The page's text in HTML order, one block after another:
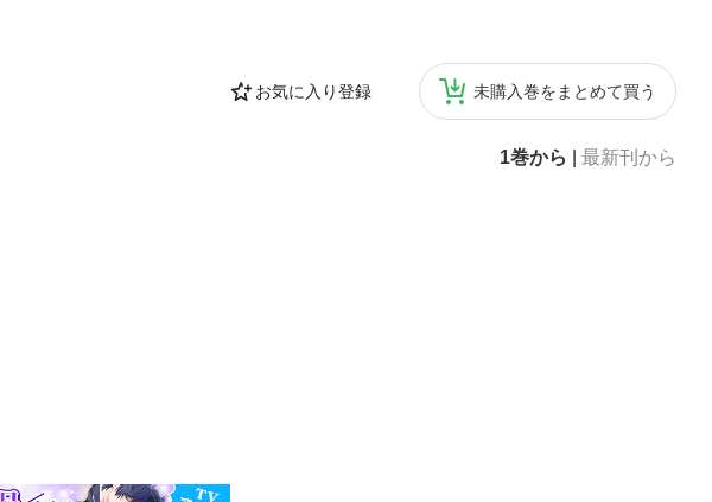
お気に入り登録 未購入巻をまとめて買う
1巻から 最新刊から